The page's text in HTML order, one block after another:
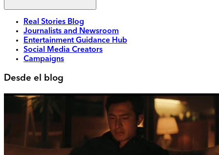
Real Stories Blog
Journalists and Newsroom
Entertainment Guidance Hub
Social Media Creators
Campaigns
Desde el blog